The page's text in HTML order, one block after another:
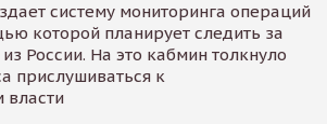
систему мониторинга операций
которой планирует следить за
России. На это кабмин толкнуло
прислушиваться к
власти